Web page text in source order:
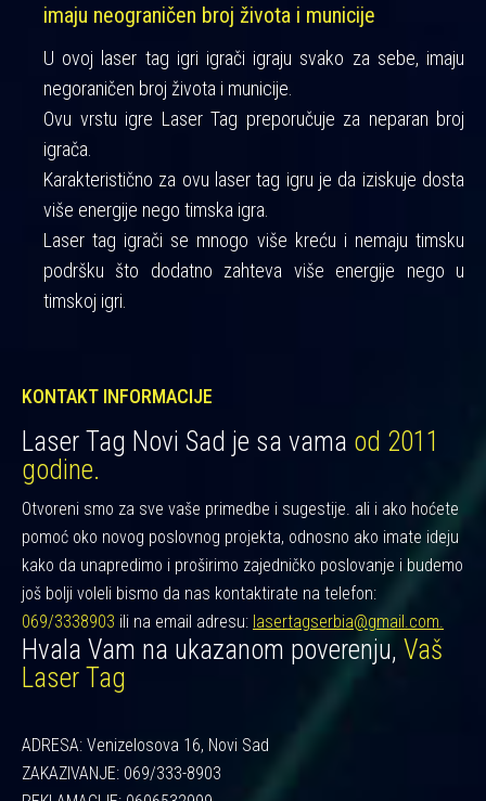
imaju neograničen broj života i municije
U ovoj laser tag igri igrači igraju svako za sebe, imaju
negoraničen broj života i municije.
Ovu vrstu igre Laser Tag preporučuje za neparan broj
igrača.
Karakteristično za ovu laser tag igru je da iziskuje dosta
više energije nego timska igra.
Laser tag igrači se mnogo više kreću i nemaju timsku
podršku što dodatno zahteva više energije nego u
timskoj igri.
KONTAKT INFORMACIJE
Laser Tag Novi Sad je sa vama od 2011
godine.
Otvoreni smo za sve vaše primedbe i sugestije. ali i ako hoćete
pomoć oko novog poslovnog projekta, odnosno ako imate ideju
kako da unapredimo i proširimo zajedničko poslovanje i budemo
još bolji voleli bismo da nas kontaktirate na telefon:
069/3338903 ili na email adresu: lasertagserbia@gmail.com.
Hvala Vam na ukazanom poverenju, Vaš
Laser Tag
ADRESA: Venizelosova 16, Novi Sad
ZAKAZIVANJE: 069/333-8903